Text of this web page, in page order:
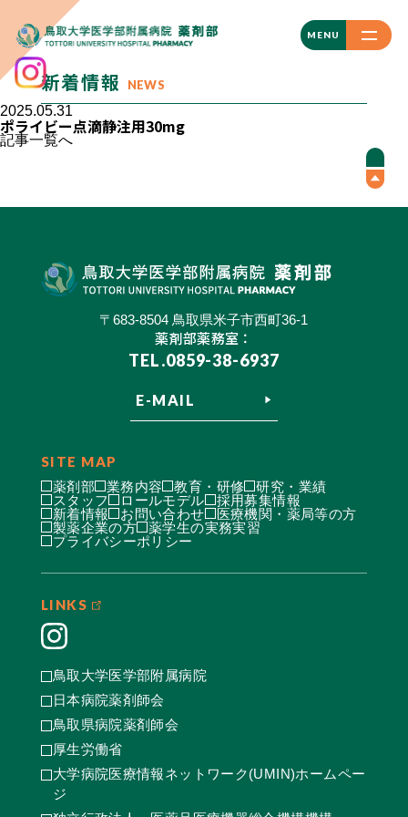
MENU
CLOSE
新着情報 NEWS
2025.05.31
ポライビー点滴静注用30mg
記事一覧へ
〒683-8504 鳥取県米子市西町36-1
薬剤部薬務室：
TEL.0859-38-6937
E-MAIL
SITE MAP
薬剤部 業務内容 教育・研修
研究・業績
スタッフ
ロールモデル
採用募集情報
新着情報
お問い合わせ
医療機関・薬局等の方
製薬企業の方
薬学生の実務実習
プライバシーポリシー
LINKS
鳥取大学医学部附属病院
日本病院薬剤師会
鳥取県病院薬剤師会
厚生労働省
大学病院医療情報ネットワーク(UMIN)ホームペー
ジ